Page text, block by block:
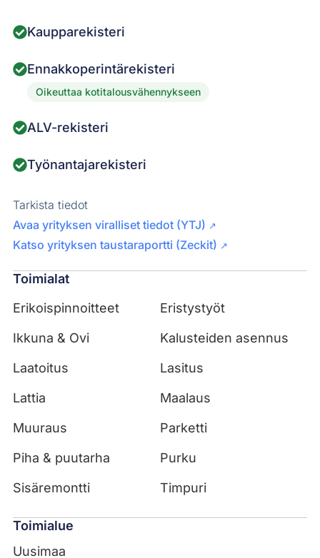
Kaupparekisteri
Ennakkoperintärekisteri
Oikeuttaa kotitalousvähennykseen
ALV-rekisteri
Työnantajarekisteri
Tarkista tiedot
Avaa yrityksen viralliset tiedot (YTJ) ↗
Katso yrityksen taustaraportti (Zeckit) ↗
Toimialat
Erikoispinnoitteet
Eristystyöt
Ikkuna & Ovi
Kalusteiden asennus
Laatoitus
Lasitus
Lattia
Maalaus
Muuraus
Parketti
Piha & puutarha
Purku
Sisäremontti
Timpuri
Toimialue
Uusimaa